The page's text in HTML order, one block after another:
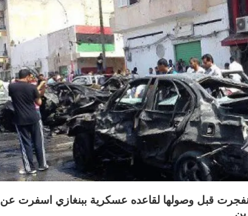
انفجرت قبل وصولها لقاعده عسكرية ببنغازي اسفرت عن